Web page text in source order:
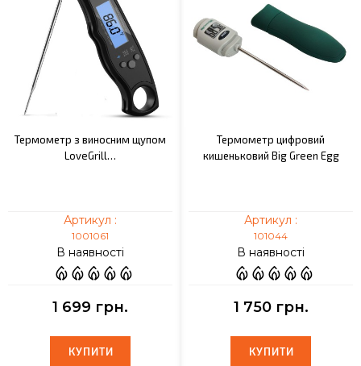
Термометр з виносним щупом
LoveGrill…
Артикул :
1001061
В наявності
1 699 грн.
КУПИТИ
КУПИТИ
Термометр цифровий
кишеньковий Big Green Egg
Артикул :
101044
В наявності
1 750 грн.
КУПИТИ
КУПИТИ